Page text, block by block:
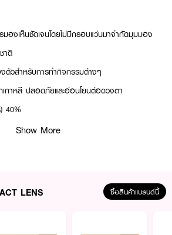
องเห็นชัดเจนโดยไม่มีกรอบแว่นมาจำกัดมุมมอง
าติ
ตัวสำหรับการทำกิจกรรมต่างๆ
าหลี ปลอดภัยและอ่อนโยนต่อดวงตา
40%
Show More
LENS ซื้อสินค้าแบรนด์นี้